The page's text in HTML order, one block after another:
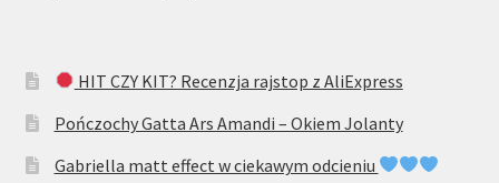
HIT CZY KIT? Recenzja rajstop z AliExpress
Pończochy Gatta Ars Amandi – Okiem Jolanty
Gabriella matt effect w ciekawym odcieniu